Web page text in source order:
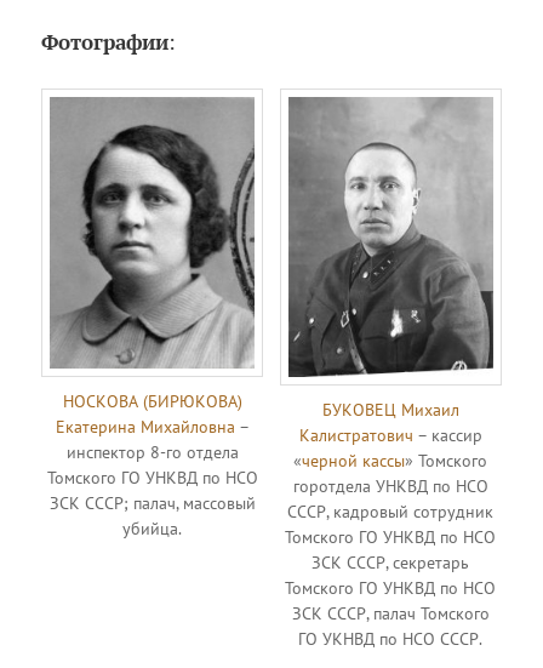
Фотографии:
НОСКОВА (БИРЮКОВА)
Екатерина Михайловна –
инспектор 8-го отдела
Томского ГО УНКВД по НСО
ЗСК СССР; палач, массовый
убийца.
БУКОВЕЦ Михаил
Калистратович – кассир
«черной кассы» Томского
горотдела УНКВД по НСО
СССР, кадровый сотрудник
Томского ГО УНКВД по НСО
ЗСК СССР, секретарь
Томского ГО УНКВД по НСО
ЗСК СССР, палач Томского
ГО УКНВД по НСО СССР.